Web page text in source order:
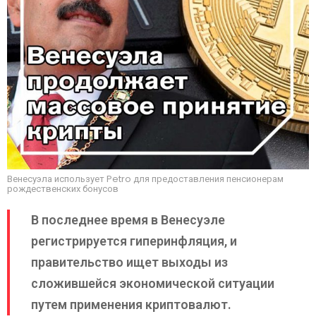
Венесуэла использует Petro для предоставления пенсионерам
рождественских бонусов
В последнее время в Венесуэле
регистрируется гиперинфляция, и
правительство ищет выходы из
сложившейся экономической ситуации
путем применения криптовалют.